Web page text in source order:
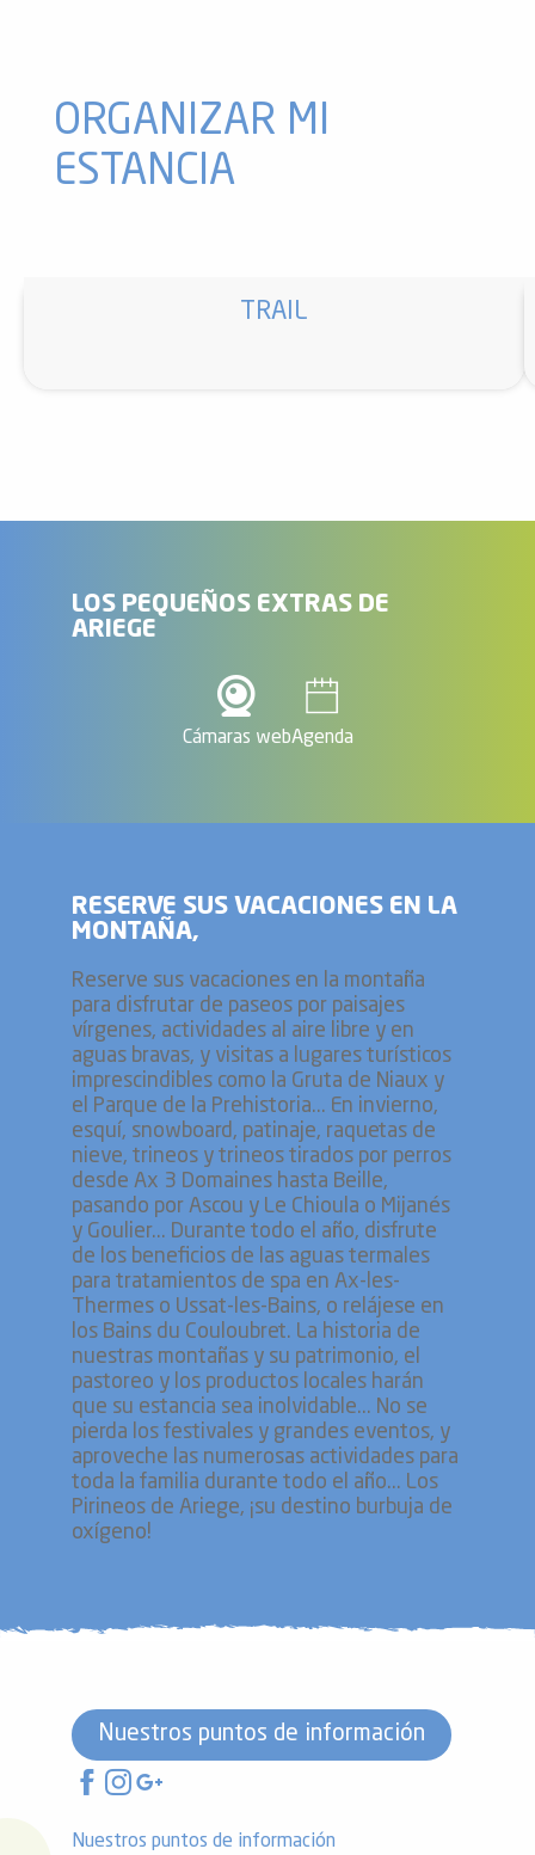
ORGANIZAR MI
ESTANCIA
TRAIL
LOS PEQUEÑOS EXTRAS DE
ARIEGE
Cámaras webAgenda
RESERVE SUS VACACIONES EN LA
MONTAÑA,
Reserve sus vacaciones en la montaña
para disfrutar de paseos por paisajes
vírgenes, actividades al aire libre y en
aguas bravas, y visitas a lugares turísticos
imprescindibles como la Gruta de Niaux y
el Parque de la Prehistoria... En invierno,
esquí, snowboard, patinaje, raquetas de
nieve, trineos y trineos tirados por perros
desde Ax 3 Domaines hasta Beille,
pasando por Ascou y Le Chioula o Mijanés
y Goulier... Durante todo el año, disfrute
de los beneficios de las aguas termales
para tratamientos de spa en Ax-les-
Thermes o Ussat-les-Bains, o relájese en
los Bains du Couloubret. La historia de
nuestras montañas y su patrimonio, el
pastoreo y los productos locales harán
que su estancia sea inolvidable... No se
pierda los festivales y grandes eventos, y
aproveche las numerosas actividades para
toda la familia durante todo el año... Los
Pirineos de Ariege, ¡su destino burbuja de
oxígeno!
Nuestros puntos de información
Nuestros puntos de información